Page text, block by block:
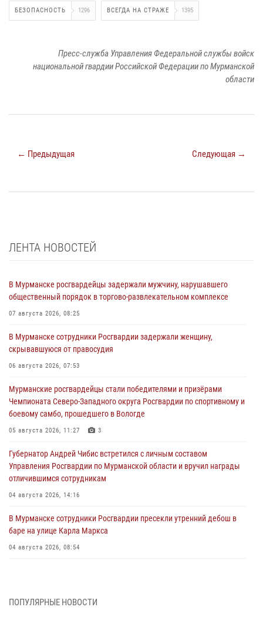
БЕЗОПАСНОСТЬ 1296 ВСЕГДА НА СТРАЖЕ 1395
Пресс-служба Управления Федеральной службы войск
национальной гвардии Российской Федерации по Мурманской
области
← Предыдущая Следующая →
ЛЕНТА НОВОСТЕЙ
В Мурманске росгвардейцы задержали мужчину, нарушавшего
общественный порядок в торгово-развлекательном комплексе
07 августа 2026, 08:25
В Мурманске сотрудники Росгвардии задержали женщину,
скрывавшуюся от правосудия
06 августа 2026, 07:53
Мурманские росгвардейцы стали победителями и призёрами
Чемпионата Северо-Западного округа Росгвардии по спортивному и
боевому самбо, прошедшего в Вологде
05 августа 2026, 11:27 3
Губернатор Андрей Чибис встретился с личным составом
Управления Росгвардии по Мурманской области и вручил награды
отличившимся сотрудникам
04 августа 2026, 14:16
В Мурманске сотрудники Росгвардии пресекли утренний дебош в
баре на улице Карла Маркса
04 августа 2026, 08:54
03 августа 2026, 12:23 4
ПОПУЛЯРНЫЕ НОВОСТИ